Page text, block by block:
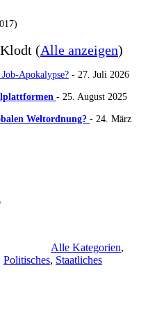
(Alle anzeigen)
Apokalypse? - 27. Juli 2026
- 25. August 2025
Weltordnung? - 24. März
Alle Kategorien,
Politisches, Staatliches